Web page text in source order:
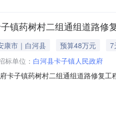
镇药树村二组通组道路修
康市｜白河县 预算48万元
7
标单位： 白河县卡子镇人民政府
卡子镇药树村二组通组道路修复
磋商预算金额：479,959.51元采购